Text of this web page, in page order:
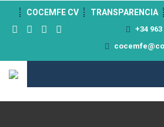
COCEMFE CV TRANSPARENCIA
+34 963